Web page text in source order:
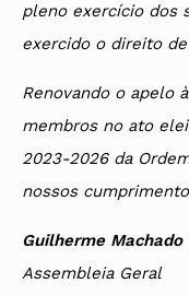
pleno exercício dos
exercido o direito
Renovando o apelo
membros no ato
2023-2026 da
nossos
Guilherme Machado
Assembleia Geral